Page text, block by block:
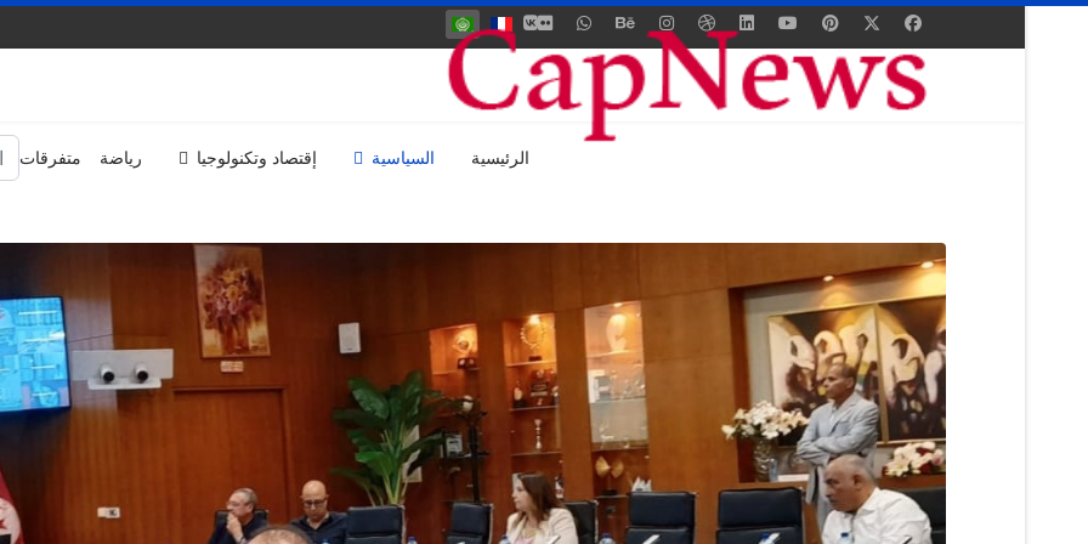
اختر لغتك
الرئيسية السياسية إقتصاد وتكنولوجيا رياضة متفرقات